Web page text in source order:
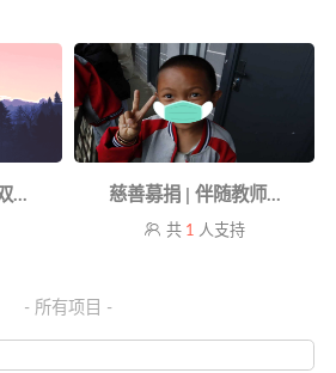
... 慈善募捐 | 伴随教师...
共 1 人支持
- 所有项目 -